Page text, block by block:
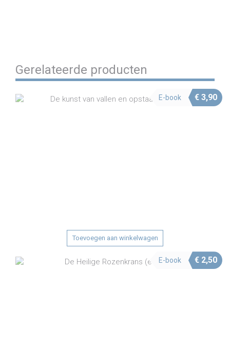
Gerelateerde producten
E-book € 3,90
Toevoegen aan winkelwagen
E-book € 2,50